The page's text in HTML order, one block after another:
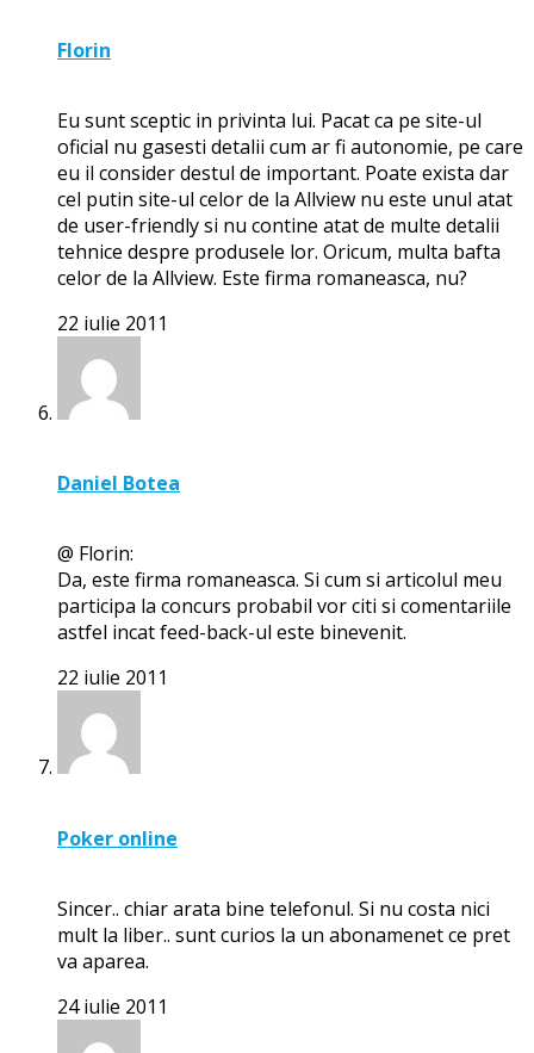
Florin
Eu sunt sceptic in privinta lui. Pacat ca pe site-ul
oficial nu gasesti detalii cum ar fi autonomie, pe care
eu il consider destul de important. Poate exista dar
cel putin site-ul celor de la Allview nu este unul atat
de user-friendly si nu contine atat de multe detalii
tehnice despre produsele lor. Oricum, multa bafta
celor de la Allview. Este firma romaneasca, nu?
22 iulie 2011
Daniel Botea
@ Florin:
Da, este firma romaneasca. Si cum si articolul meu
participa la concurs probabil vor citi si comentariile
astfel incat feed-back-ul este binevenit.
22 iulie 2011
Poker online
Sincer.. chiar arata bine telefonul. Si nu costa nici
mult la liber.. sunt curios la un abonamenet ce pret
va aparea.
24 iulie 2011